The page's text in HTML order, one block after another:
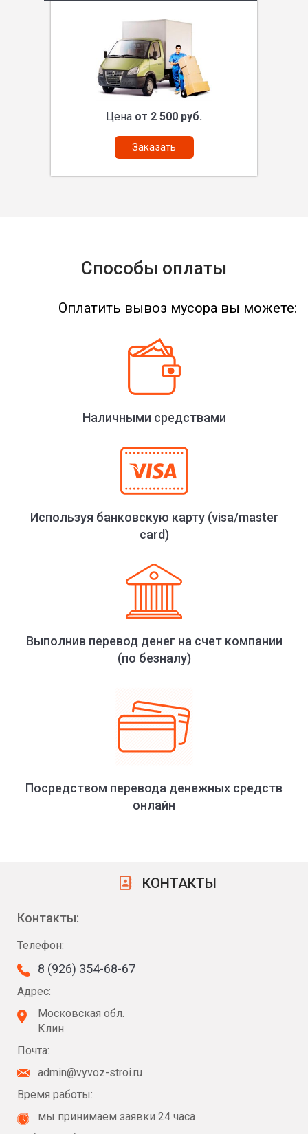
Цена от 2 500 руб.
Заказать
Способы оплаты
Оплатить вывоз мусора вы можете:
Наличными средствами
Используя банковскую карту (visa/master
card)
Выполнив перевод денег на счет компании
(по безналу)
Посредством перевода денежных средств
онлайн
КОНТАКТЫ
Контакты:
Телефон:
8 (926) 354-68-67
Адрес:
Московская обл.
Клин
Почта:
admin@vyvoz-stroi.ru
Время работы:
мы принимаем заявки 24 часа